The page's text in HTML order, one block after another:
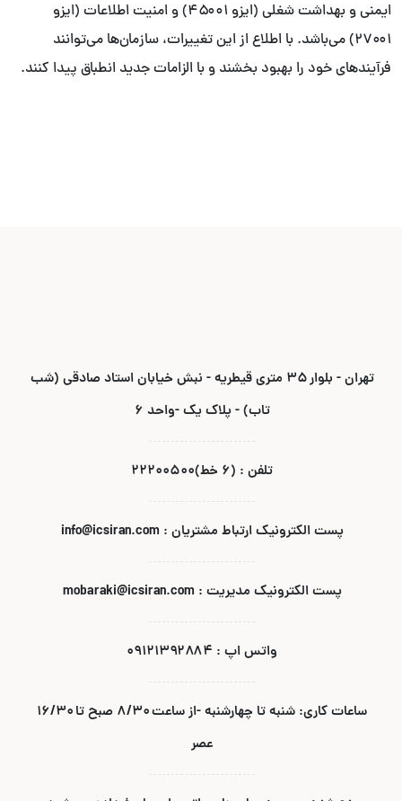
ایمنی و بهداشت شغلی (ایزو ۴۵۰۰۱) و امنیت اطلاعات (ایزو
۲۷۰۰۱) می‌باشد. با اطلاع از این تغییرات، سازمان‌ها می‌توانند
فرآیندهای خود را بهبود بخشند و با الزامات جدید انطباق پیدا کنند.
تهران - بلوار ۳۵ متری قیطریه - نبش خیابان استاد صادقی (شب
تاب) - پلاک یک -واحد ۶
تلفن : (۶ خط)۲۲۲۰۰۵۰۰
پست الکترونیک ارتباط مشتریان : info@icsiran.com
پست الکترونیک مدیریت : mobaraki@icsiran.com
واتس اپ : ۰۹۱۲۱۳۹۲۸۸۴
ساعات کاری: شنبه تا چهارشنبه -از ساعت ۸/۳۰ صبح تا ۱۶/۳۰
عصر